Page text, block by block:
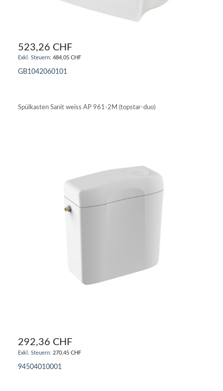
523,26 CHF
484,05 CHF
GB1042060101
Spülkasten Sanit weiss AP 961-2M (topstar-duo)
292,36 CHF
270,45 CHF
94504010001